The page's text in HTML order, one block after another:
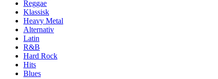
Reggae
Klassisk
Heavy Metal
Alternativ
Latin
R&B
Hard Rock
Hits
Blues